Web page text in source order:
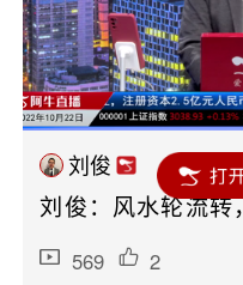
刘俊
刘俊：风水轮流转
569 2